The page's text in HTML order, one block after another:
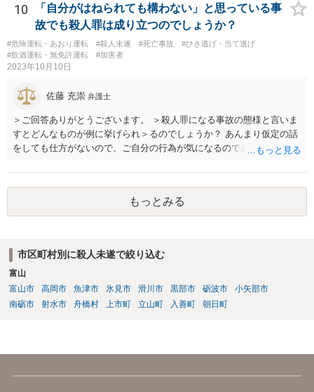
取って相談すべきです。 正直、今後こういうことをしないよう気を付
けて、あとは警察が来たり民事訴訟の訴状等が家に届いたらその時考
えるしかないように思います。
10
「自分がはねられても構わない」と思っている事
故でも殺人罪は成り立つのでしょうか？
#危険運転・あおり運転 #殺人未遂 #死亡事故
#ひき逃げ・当て逃げ
#飲酒運転・無免許運転
#加害者
2023年10月10日
佐藤 充崇 弁護士
＞ご回答ありがとうございます。 ＞殺人罪になる事故の態様と言いま
すとどんなものが例に挙げられ＞るのでしょうか？ あんまり仮定の話
をしても仕方がないので、ご自分の行為が気になるのであれば、何を
か、直接弁護士に相談に行くかしたほうがいいと思います。 殺人罪に
なりうる事故の態様だと、自転車が改造自転車か何かで時速１００キ
ロや１５０キロくらい出していれば殺人罪の実行行為性は認められる
と思いますので、殺人罪が成立しえますが・・・ 思いつく限りの例を
て危険な運転をしたわけではありま＞せん。 殺人罪の故意は、「自分
の危険な運転で誰か人が死んでも構わない」くらいで成立します。そ
して自分でそう思っていなくても、客観的に人が死んでもおかしくな
い危険行為を、危険だと知っていてやると故意は認められてしまう可
能性が高いです。人を殺そうという意欲までは不要です。
もっとみる
市区町村別に殺人未遂で絞り込む
富山
富山市
高岡市 魚津市 氷見市 滑川市 黒部市 砺波市
小矢部市
南砺市
射水市 舟橋村 上市町 立山町 入善町 朝日町